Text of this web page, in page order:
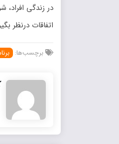
در زندگی
اتفاقات درنظر
برچسب‌ها: